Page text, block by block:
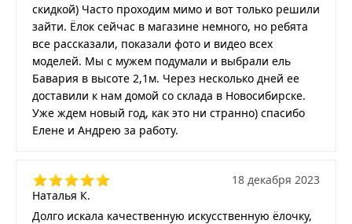
скидкой) Часто проходим мимо и вот только решили
зайти. Ёлок сейчас в магазине немного, но ребята
все рассказали, показали фото и видео всех
моделей. Мы с мужем подумали и выбрали ель
Бавария в высоте 2,1м. Через несколько дней ее
доставили к нам домой со склада в Новосибирске.
Уже ждем новый год, как это ни странно) спасибо
Елене и Андрею за работу.
Наталья К.
18 декабря 2023
Долго искала качественную искусственную ёлочку,